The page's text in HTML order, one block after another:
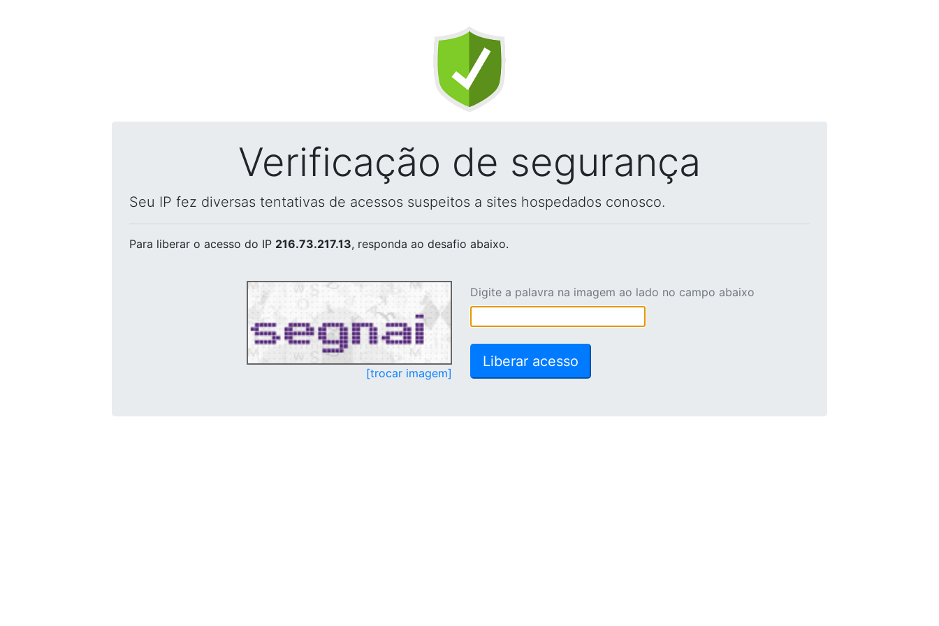
Verificação de segurança
Seu IP fez diversas tentativas de acessos suspeitos a sites hospedados conosco.
Para liberar o acesso do IP 216.73.217.13, responda ao desafio abaixo.
[trocar imagem]
Digite a palavra na imagem ao lado no campo abaixo